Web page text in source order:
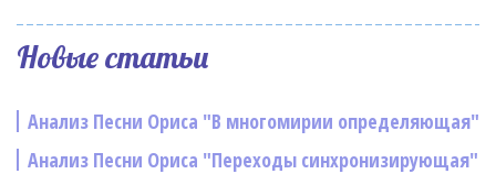
Новые статьи
Анализ Песни Ориса "В многомирии определяющая"
Анализ Песни Ориса "Переходы синхронизирующая"